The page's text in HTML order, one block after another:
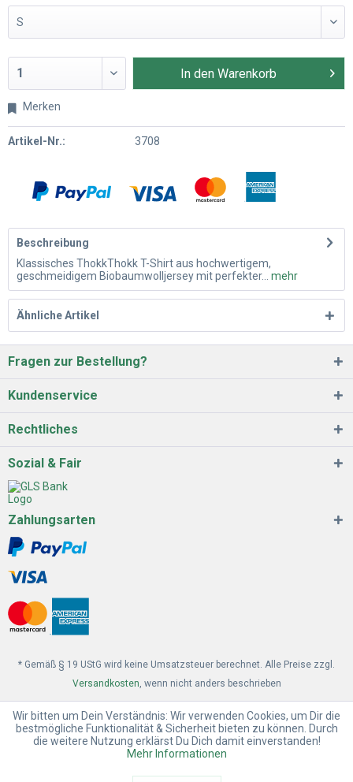
In den Warenkorb
Merken
Artikel-Nr.: 3708
Beschreibung
Klassisches ThokkThokk T-Shirt aus hochwertigem,
geschmeidigem Biobaumwolljersey mit perfekter...
mehr
Ähnliche Artikel
Fragen zur Bestellung?
Kundenservice
Rechtliches
Sozial & Fair
Zahlungsarten
* Gemäß § 19 UStG wird keine Umsatzsteuer berechnet. Alle Preise zzgl.
Versandkosten, wenn nicht anders beschrieben
Wir bitten um Dein Verständnis: Wir verwenden Cookies, um Dir die
bestmögliche Funktionalität & Sicherheit bieten zu können. Durch
die weitere Nutzung erklärst Du Dich damit einverstanden!
Mehr Informationen